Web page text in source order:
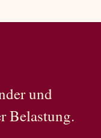
und
Belastung.